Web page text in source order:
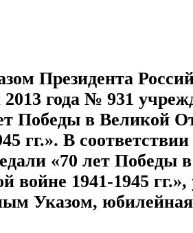
Президента
2013 года № 931
Победы в Великой
гг.». В
«70 лет Победы
войне 1941-1945
Указом,